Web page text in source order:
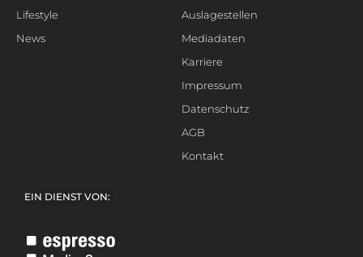
Lifestyle
News
Auslagestellen
Mediadaten
Karriere
Impressum
Datenschutz
AGB
Kontakt
EIN DIENST VON: